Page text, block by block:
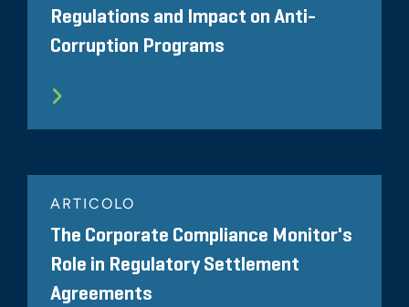
Regulations and Impact on Anti-
Corruption Programs
ARTICOLO
The Corporate Compliance Monitor's
Role in Regulatory Settlement
Agreements